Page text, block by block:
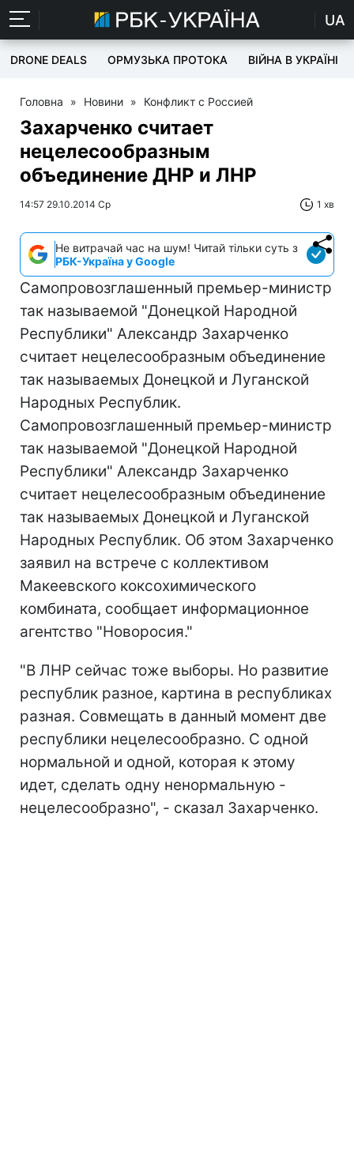
UA
DRONE DEALS ОРМУЗЬКА ПРОТОКА ВІЙНА В УКРАЇНІ
Головна » Новини » Конфликт с Россией
Захарченко считает
нецелесообразным
объединение ДНР и ЛНР
14:57 29.10.2014 Ср 1 хв
Не витрачай час на шум! Читай тільки суть з
РБК-Україна у Google
Самопровозглашенный премьер-министр
так называемой "Донецкой Народной
Республики" Александр Захарченко
считает нецелесообразным объединение
так называемых Донецкой и Луганской
Народных Республик.
Самопровозглашенный премьер-министр
так называемой "Донецкой Народной
Республики" Александр Захарченко
считает нецелесообразным объединение
так называемых Донецкой и Луганской
Народных Республик. Об этом Захарченко
заявил на встрече с коллективом
Макеевского коксохимического
комбината, сообщает информационное
агентство "Новоросия."
"В ЛНР сейчас тоже выборы. Но развитие
республик разное, картина в республиках
разная. Совмещать в данный момент две
республики нецелесообразно. С одной
нормальной и одной, которая к этому
идет, сделать одну ненормальную -
нецелесообразно", - сказал Захарченко.